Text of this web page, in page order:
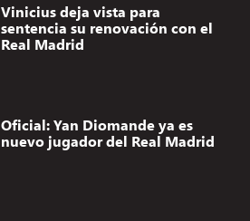
Vinicius deja vista para
sentencia su renovación con el
Real Madrid
Oficial: Yan Diomande ya es
nuevo jugador del Real Madrid